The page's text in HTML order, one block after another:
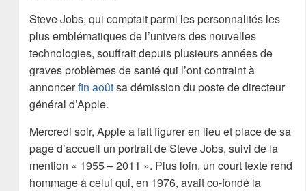
Steve Jobs, qui comptait parmi les personnalités les
plus emblématiques de l’univers des nouvelles
technologies, souffrait depuis plusieurs années de
graves problèmes de santé qui l’ont contraint à
annoncerfin aoûtsa démission du poste de directeur
général d’Apple.
Mercredi soir, Apple a fait figurer en lieu et place de sa
page d’accueil un portrait de Steve Jobs, suivi de la
mention « 1955 – 2011 ». Plus loin, un court texte rend
hommage à celui qui, en 1976, avait co-fondé la